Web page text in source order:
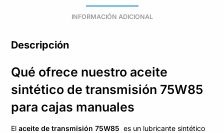
INFORMACIÓN ADICIONAL
Descripción
Qué ofrece nuestro aceite
sintético de transmisión 75W85
para cajas manuales
Elaceite de transmisión 75W85 es un lubricante sintético